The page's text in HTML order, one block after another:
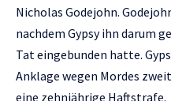
Nicholas Godejohn.
nachdem Gypsy ihn darum
Tat eingebunden hatte.
Anklage wegen Mordes
eine zehnjährige Haftstrafe.